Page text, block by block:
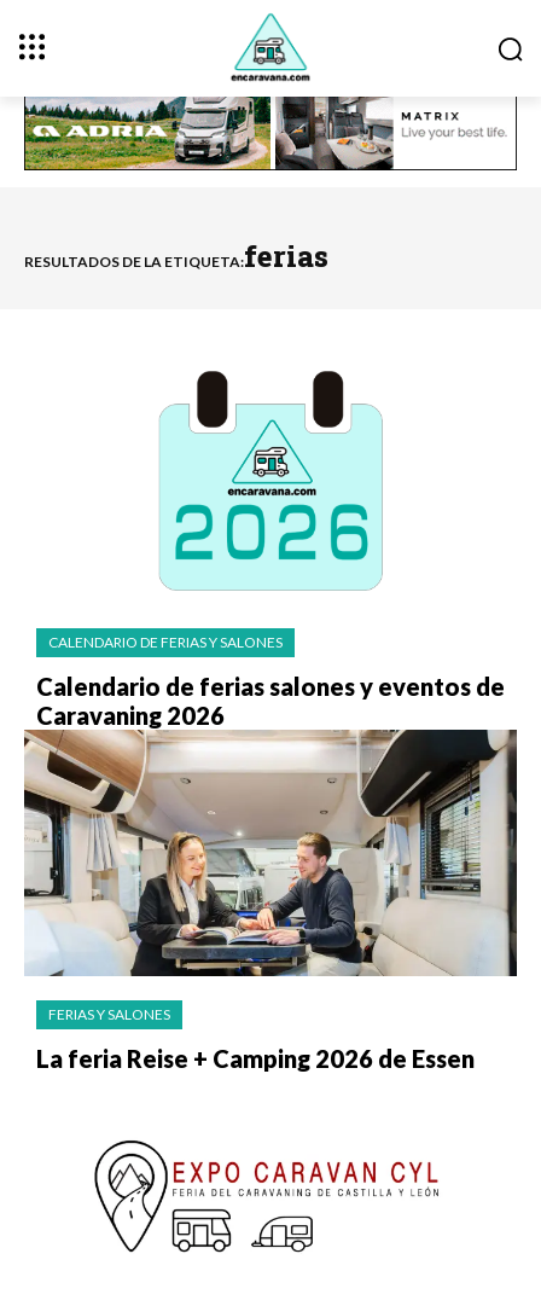
RESULTADOS DE LA ETIQUETA:ferias
CALENDARIO DE FERIAS Y SALONES
Calendario de ferias salones y eventos de
Caravaning 2026
FERIAS Y SALONES
La feria Reise + Camping 2026 de Essen